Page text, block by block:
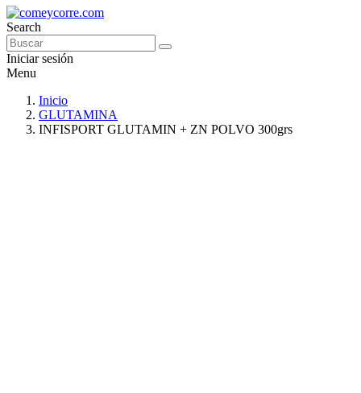
Search
Iniciar sesión
Menu
Inicio
GLUTAMINA
INFISPORT GLUTAMIN + ZN POLVO 300grs